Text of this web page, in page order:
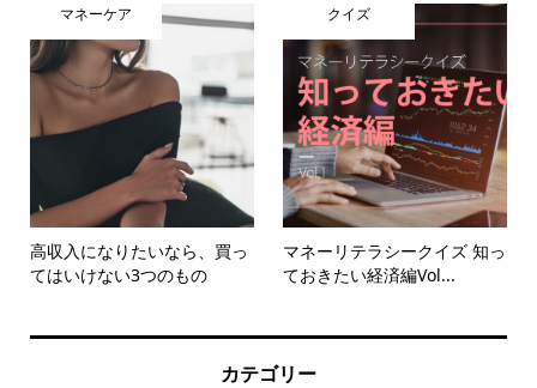
マネーケア
高収入になりたいなら、買っ
てはいけない3つのもの
クイズ
マネーリテラシークイズ 知っ
ておきたい経済編Vol...
カテゴリー